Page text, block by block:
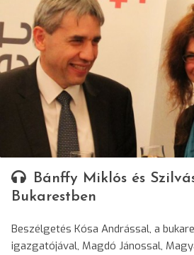
Bánffy Miklós és
Bukarestben
Beszélgetés Kósa Andrással, a
igazgatójával, Magdó Jánossal,